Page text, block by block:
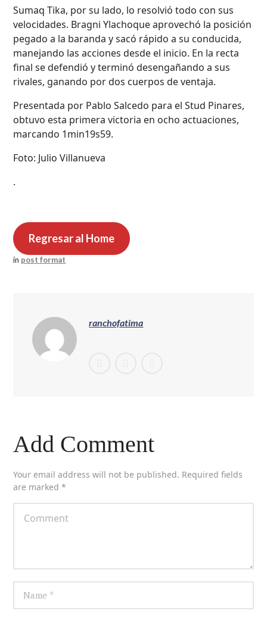
Sumaq Tika, por su lado, lo resolvió todo con sus
velocidades. Bragni Ylachoque aprovechó la posición
pegado a la baranda y sacó rápido a su conducida,
manejando las acciones desde el inicio. En la recta
final se defendió y terminó desengañando a sus
rivales, ganando por dos cuerpos de ventaja.
Presentada por Pablo Salcedo para el Stud Pinares,
obtuvo esta primera victoria en ocho actuaciones,
marcando 1min19s59.
Foto: Julio Villanueva
.
Regresar al Home
in post format
ranchofatima
Add Comment
Your email address will not be published. Required fields
are marked *